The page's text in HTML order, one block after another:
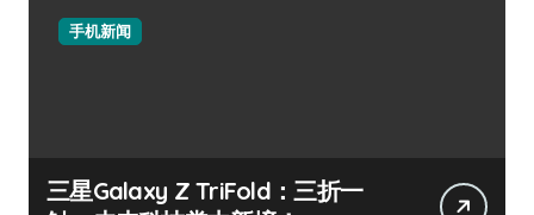
手机新闻
三星Galaxy Z TriFold：三折一